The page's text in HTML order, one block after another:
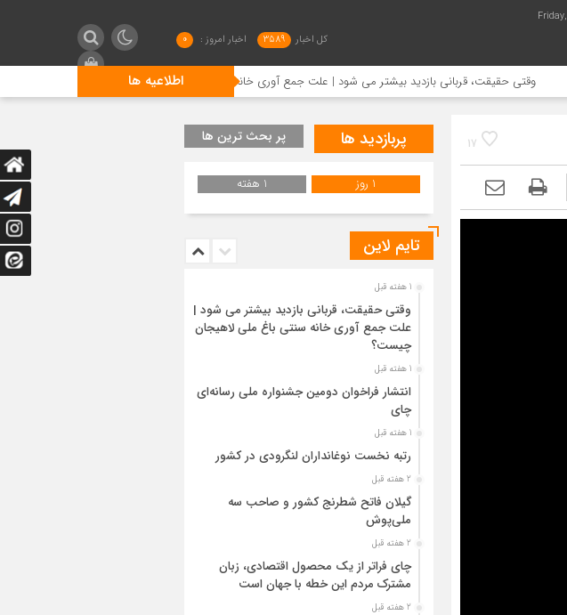
کل اخبار 3589 اخبار امروز : 0
اطلاعیه ها
قربانی بازدید بیشتر می شود | علت جمع آوری خانه سنتی باغ ملی لاهیجان چیست؟
17 پربازدید ها پر بحث ترین ها
1 روز 1 هفته
تایم لاین
1 هفته قبل
وقتی حقیقت، قربانی بازدید بیشتر می شود |
علت جمع آوری خانه سنتی باغ ملی لاهیجان
چیست؟
1 هفته قبل
انتشار فراخوان دومین جشنواره ملی رسانه‌ای
چای
1 هفته قبل
رتبه نخست نوغانداران لنگرودی در کشور
2 هفته قبل
گیلان فاتح شطرنج کشور و صاحب سه
ملی‌پوش
2 هفته قبل
چای فراتر از یک محصول اقتصادی، زبان
مشترک مردم این خطه با جهان است
2 هفته قبل